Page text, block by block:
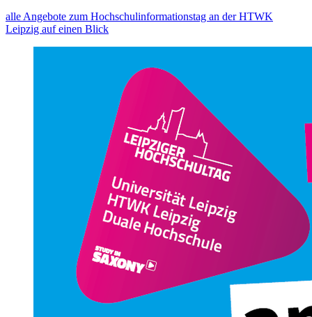
alle Angebote zum Hochschulinformationstag an der HTWK
Leipzig auf einen Blick